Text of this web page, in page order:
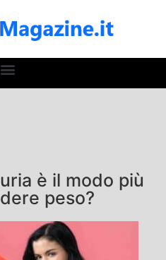
è il modo più
peso?